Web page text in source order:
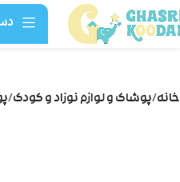
خانه پوشاک و لوازم نوزاد و کودک